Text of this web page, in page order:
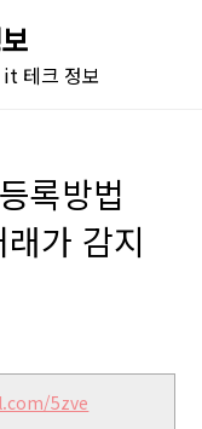
테크 정보
록방법
가 감지
5zve